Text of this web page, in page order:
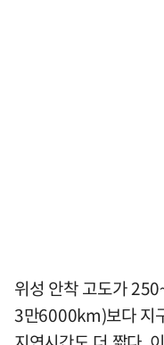
위성 안착 고도가
3만6000km)보다 지